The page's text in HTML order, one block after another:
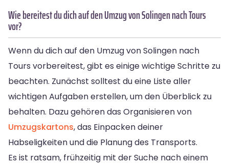
Wie bereitest du dich auf den Umzug von Solingen nach Tours
vor?
Wenn du dich auf den Umzug von Solingen nach
Tours vorbereitest, gibt es einige wichtige Schritte zu
beachten. Zunächst solltest du eine Liste aller
wichtigen Aufgaben erstellen, um den Überblick zu
behalten. Dazu gehören das Organisieren von
Umzugskartons, das Einpacken deiner
Habseligkeiten und die Planung des Transports.
Es ist ratsam, frühzeitig mit der Suche nach einem